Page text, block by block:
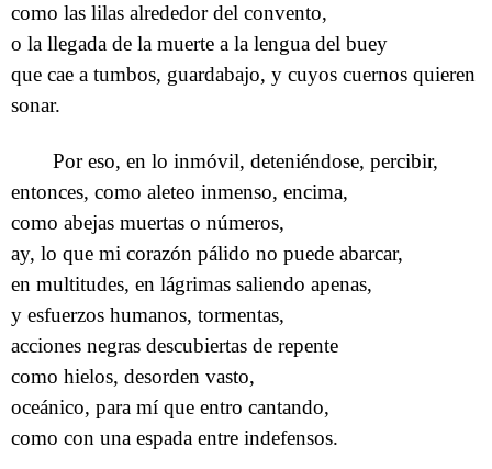
como las lilas alrededor del convento,
o la llegada de la muerte a la lengua del buey
que cae a tumbos, guardabajo, y cuyos cuernos quieren
sonar.
Por eso, en lo inmóvil, deteniéndose, percibir,
entonces, como aleteo inmenso, encima,
como abejas muertas o números,
ay, lo que mi corazón pálido no puede abarcar,
en multitudes, en lágrimas saliendo apenas,
y esfuerzos humanos, tormentas,
acciones negras descubiertas de repente
como hielos, desorden vasto,
oceánico, para mí que entro cantando,
como con una espada entre indefensos.